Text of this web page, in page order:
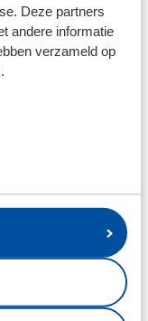
Deze partners
andere informatie
verzameld op
moment wel
die 1-1 viel na
overheen. Dat
terug.
stip ging.
dat het wel heel
het niet alleen op
controle op
genoeg gedaan."